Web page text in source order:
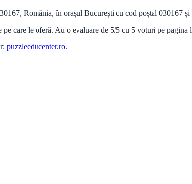
România, în orașul București cu cod poștal 030167
care le oferă. Au o evaluare de 5/5 cu 5 voturi pe pagina
puzzleeducenter.ro.